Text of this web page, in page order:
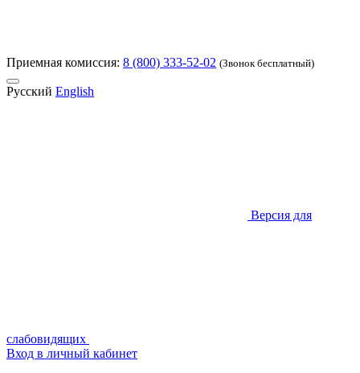
Приемная комиссия: 8 (800) 333-52-02 (Звонок бесплатный)
Русский English
Версия для
слабовидящих
Вход в личный кабинет